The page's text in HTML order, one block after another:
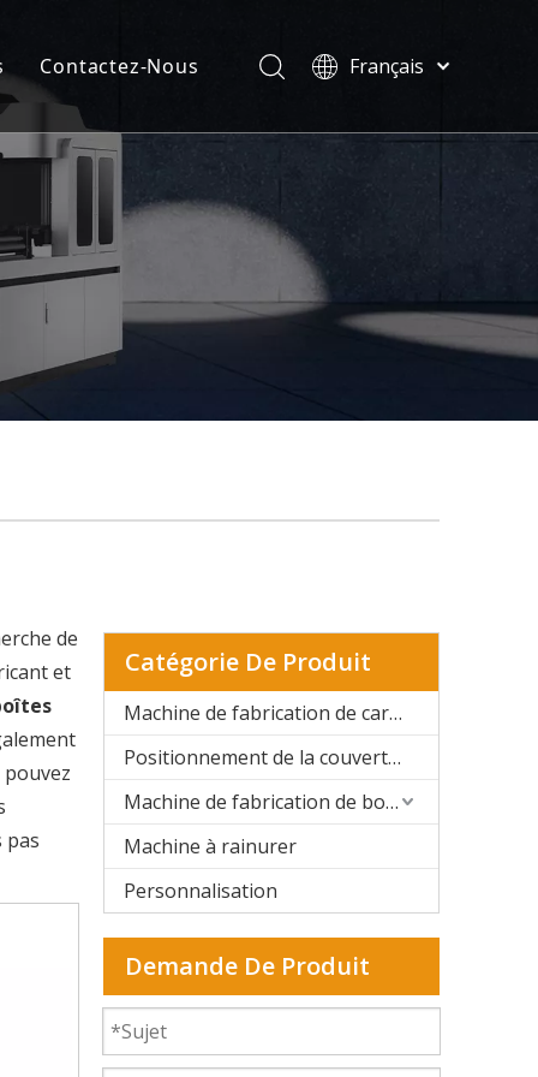
Contactez-Nous
Français
ไทย
Pусский
de
et
pas
Catégorie De Produit
Machine de fabrication de cartons rigides automatique
Positionnement de la couverture rigide et de la boîte rigide
Machine de fabrication de boîtes rigides semi-automatique
Machine à rainurer
Personnalisation
Demande De Produit